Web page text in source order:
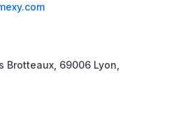
Brotteaux, 69006 Lyon,